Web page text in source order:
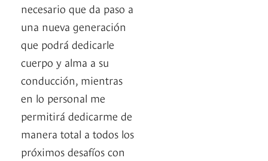
necesario que da paso a
una nueva generación
que podrá dedicarle
cuerpo y alma a su
conducción, mientras
en lo personal me
permitirá dedicarme de
manera total a todos los
próximos desafíos con